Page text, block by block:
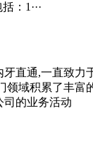
：1···
直通,一直致
域积累了丰
司的业务活动